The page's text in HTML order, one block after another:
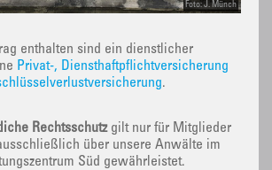
Foto: J. Münch
enthalten sind ein dienstlicher
Privat-, Diensthaftpflichtversicherung
.
Rechtsschutzgilt nur für Mitglieder
über unsere Anwälte im
Süd gewährleistet.